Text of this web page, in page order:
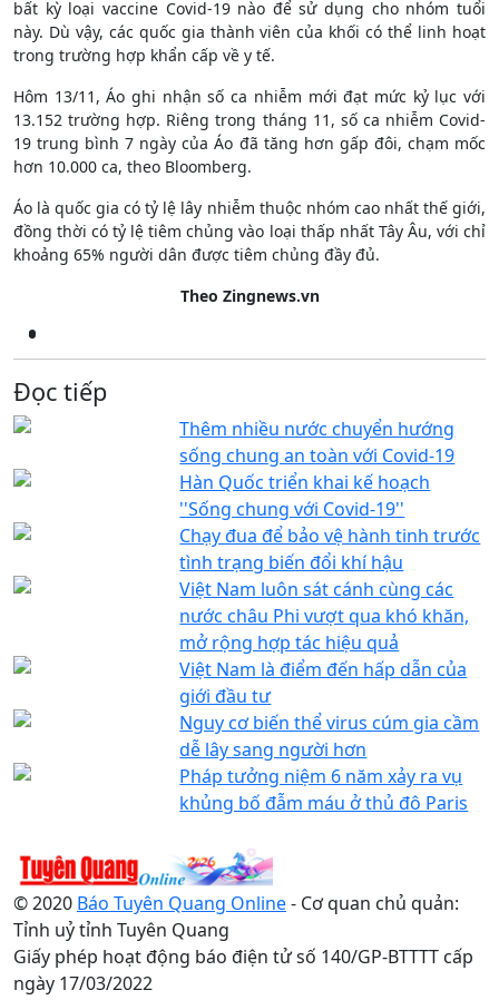
bất kỳ loại vaccine Covid-19 nào để sử dụng cho nhóm tuổi
này. Dù vậy, các quốc gia thành viên của khối có thể linh hoạt
trong trường hợp khẩn cấp về y tế.
Hôm 13/11, Áo ghi nhận số ca nhiễm mới đạt mức kỷ lục với
13.152 trường hợp. Riêng trong tháng 11, số ca nhiễm Covid-
19 trung bình 7 ngày của Áo đã tăng hơn gấp đôi, chạm mốc
hơn 10.000 ca, theo Bloomberg.
Áo là quốc gia có tỷ lệ lây nhiễm thuộc nhóm cao nhất thế giới,
đồng thời có tỷ lệ tiêm chủng vào loại thấp nhất Tây Âu, với chỉ
khoảng 65% người dân được tiêm chủng đầy đủ.
Theo Zingnews.vn
Đọc tiếp
Thêm nhiều nước chuyển hướng
sống chung an toàn với Covid-19
Hàn Quốc triển khai kế hoạch
''Sống chung với Covid-19''
Chạy đua để bảo vệ hành tinh trước
tình trạng biến đổi khí hậu
Việt Nam luôn sát cánh cùng các
nước châu Phi vượt qua khó khăn,
mở rộng hợp tác hiệu quả
Việt Nam là điểm đến hấp dẫn của
giới đầu tư
Nguy cơ biến thể virus cúm gia cầm
dễ lây sang người hơn
Pháp tưởng niệm 6 năm xảy ra vụ
khủng bố đẫm máu ở thủ đô Paris
© 2020 Báo Tuyên Quang Online- Cơ quan chủ quản:
Tỉnh uỷ tỉnh Tuyên Quang
Giấy phép hoạt động báo điện tử số 140/GP-BTTTT cấp
ngày 17/03/2022